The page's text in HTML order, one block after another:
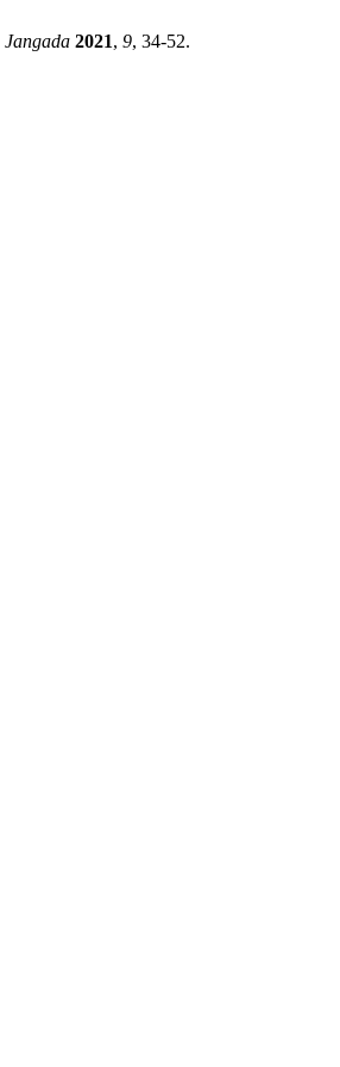
Jangada 2021, 9, 34-52.